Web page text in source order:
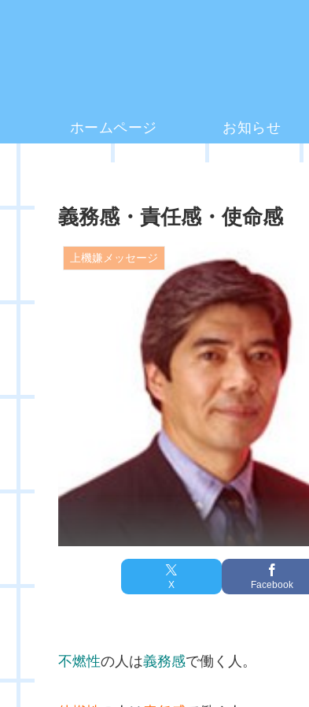
ホームページ お知らせ
義務感・責任感・使命感
上機嫌メッセージ
X Facebook
不燃性の人は義務感で働く人。